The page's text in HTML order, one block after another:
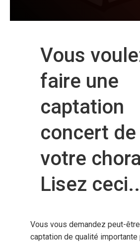
Vous
faire une
captation
concert de
votre
Lisez
Vous vous demandez peut-
captation de qualité importante